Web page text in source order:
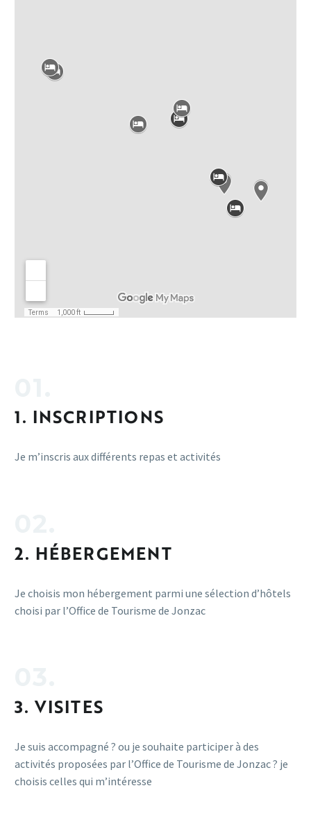
1. INSCRIPTIONS
Je m’inscris aux différents repas et activités
2. HÉBERGEMENT
Je choisis mon hébergement parmi une sélection d’hôtels
choisi par l’Office de Tourisme de Jonzac
3. VISITES
Je suis accompagné ? ou je souhaite participer à des
activités proposées par l’Office de Tourisme de Jonzac ? je
choisis celles qui m’intéresse